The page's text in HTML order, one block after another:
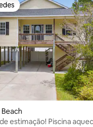
estimação! Piscina